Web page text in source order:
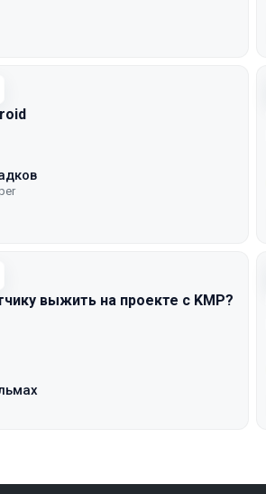
Гладков
выжить на проекте с KMP?